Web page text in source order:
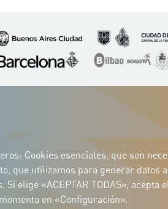
Imagen
Imagen Imagen
Cookies esenciales, que son
que utilizamos para generar datos
elige «ACEPTAR TODAS», acepta
en «Configuración».